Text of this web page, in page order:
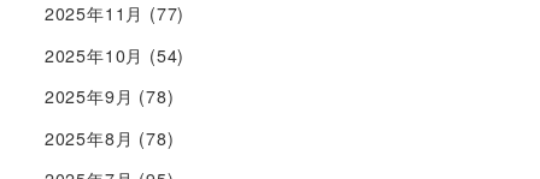
2025年11月 (77)
2025年10月 (54)
2025年9月 (78)
2025年8月 (78)